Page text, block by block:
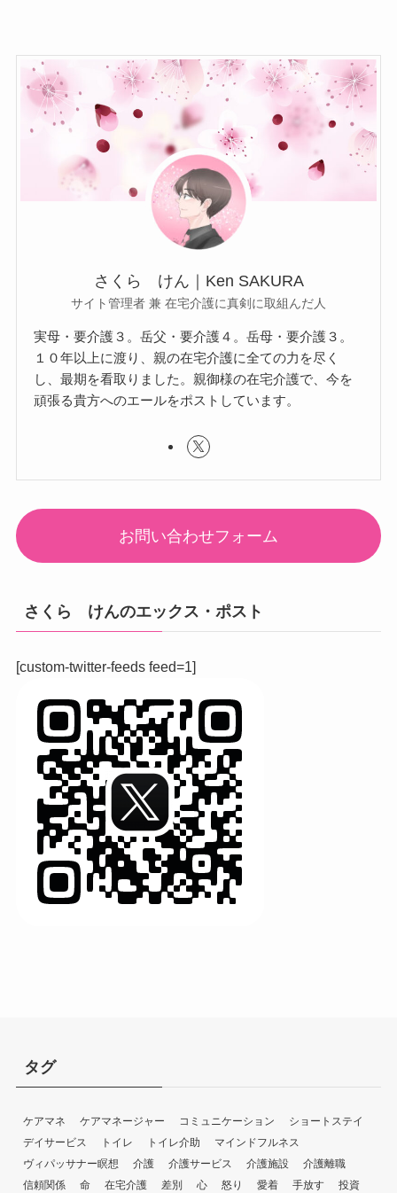
さくら けん｜Ken SAKURA
サイト管理者 兼 在宅介護に真剣に取組んだ人
実母・要介護３。岳父・要介護４。岳母・要介護３。
１０年以上に渡り、親の在宅介護に全ての力を尽く
し、最期を看取りました。親御様の在宅介護で、今を
頑張る貴方へのエールをポストしています。
お問い合わせフォーム
さくら けんのエックス・ポスト
[custom-twitter-feeds feed=1]
タグ
ケアマネ ケアマネージャー コミュニケーション
ショートステイ
デイサービス
トイレ トイレ介助
マインドフルネス
ヴィパッサナー瞑想
介護 介護サービス 介護施設
介護離職
信頼関係
命 在宅介護 差別 心 怒り 愛着 手放す
投資